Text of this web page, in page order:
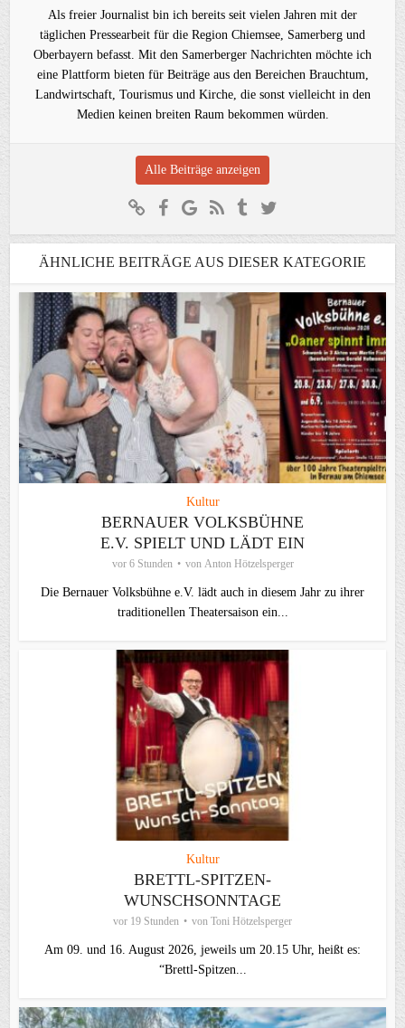
Als freier Journalist bin ich bereits seit vielen Jahren mit der
täglichen Pressearbeit für die Region Chiemsee, Samerberg und
Oberbayern befasst. Mit den Samerberger Nachrichten möchte ich
eine Plattform bieten für Beiträge aus den Bereichen Brauchtum,
Landwirtschaft, Tourismus und Kirche, die sonst vielleicht in den
Medien keinen breiten Raum bekommen würden.
Alle Beiträge anzeigen
ÄHNLICHE BEITRÄGE AUS DIESER KATEGORIE
Kultur
BERNAUER VOLKSBÜHNE
E.V. SPIELT UND LÄDT EIN
vor 6 Stunden von Anton Hötzelsperger
Die Bernauer Volksbühne e.V. lädt auch in diesem Jahr zu ihrer
traditionellen Theater­saison ein...
Kultur
BRETTL-SPITZEN-
WUNSCHSONNTAGE
vor 19 Stunden von Toni Hötzelsperger
Am 09. und 16. August 2026, jeweils um 20.15 Uhr, heißt es:
“Brettl-Spitzen...